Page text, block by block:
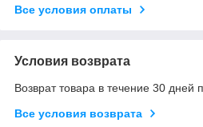
Все условия оплаты
Условия возврата
Возврат товара в течение 30 дней
Все условия возврата